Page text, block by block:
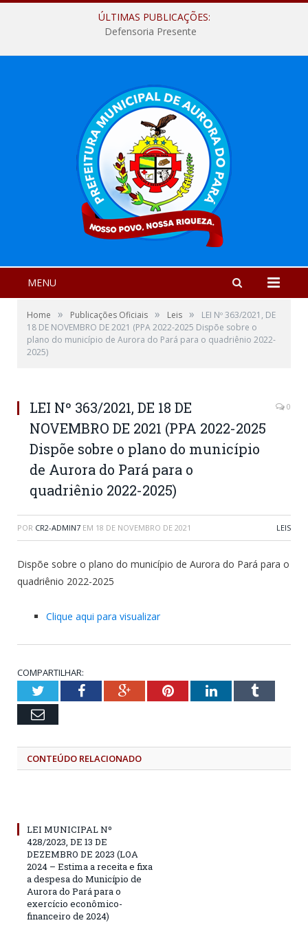
ÚLTIMAS PUBLICAÇÕES:
Defensoria Presente
MENU
Home » Publicações Oficiais » Leis »
LEI Nº 363/2021, DE
18 DE NOVEMBRO DE 2021 (PPA 2022-2025 Dispõe sobre o
plano do município de Aurora do Pará para o quadriênio 2022-
2025)
LEI Nº 363/2021, DE 18 DE
NOVEMBRO DE 2021 (PPA 2022-2025
Dispõe sobre o plano do município
de Aurora do Pará para o
quadriênio 2022-2025)
0
POR CR2-ADMIN7 EM 18 DE NOVEMBRO DE 2021 LEIS
Dispõe sobre o plano do município de Aurora do Pará para o
quadriênio 2022-2025
Clique aqui para visualizar
COMPARTILHAR:
TwitterFacebookGoogle+PinterestLinkedInTumblr
Email
CONTEÚDO RELACIONADO
LEI MUNICIPAL Nº
428/2023, DE 13 DE
DEZEMBRO DE 2023 (LOA
2024 – Estima a receita e fixa
a despesa do Município de
Aurora do Pará para o
exercício econômico-
financeiro de 2024)